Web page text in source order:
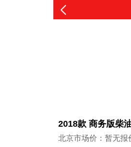
2018款 商务版柴
北京市场价：暂无报